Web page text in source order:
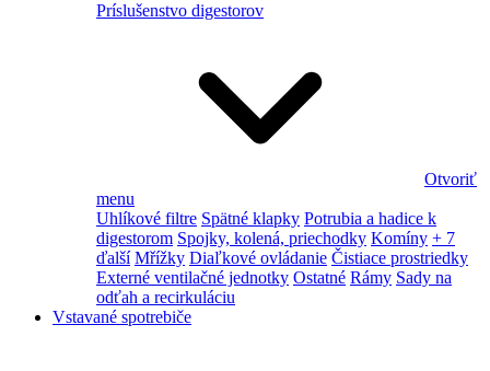
Príslušenstvo digestorov
Otvoriť
menu
Uhlíkové filtre Spätné klapky Potrubia a hadice k
digestorom Spojky, kolená, priechodky Komíny + 7
ďalší Mřížky Diaľkové ovládanie Čistiace prostriedky
Externé ventilačné jednotky Ostatné Rámy Sady na
odťah a recirkuláciu
Vstavané spotrebiče